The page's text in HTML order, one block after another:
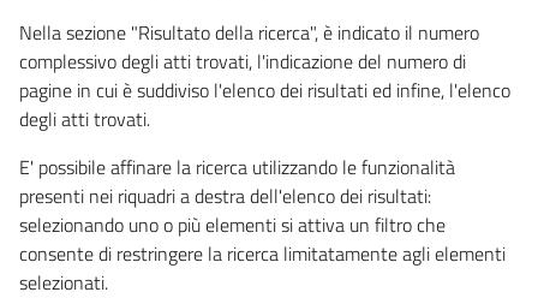
Nella sezione "Risultato della ricerca", è indicato il numero
complessivo degli atti trovati, l'indicazione del numero di
pagine in cui è suddiviso l'elenco dei risultati ed infine, l'elenco
degli atti trovati.
E' possibile affinare la ricerca utilizzando le funzionalità
presenti nei riquadri a destra dell'elenco dei risultati:
selezionando uno o più elementi si attiva un filtro che
consente di restringere la ricerca limitatamente agli elementi
selezionati.